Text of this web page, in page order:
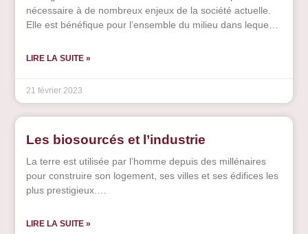
de la serre.
nécessaire à de nombreux enjeux de la société actuelle.
Elle est bénéfique pour l’ensemble du milieu dans lequel
également pour les enfants, à qui cela va permettre
leur ouvre de nouvelles possibilités et perspectives, en
social bienveillant
LIRE LA SUITE »
21 février 2023
Les biosourcés et l’industrie
La terre est utilisée par l’homme depuis des millénaires
pour construire son logement, ses villes et ses édifices les
plus prestigieux.
filière industrielle pour être mise en oeuvre et en valeur.
LIRE LA SUITE »